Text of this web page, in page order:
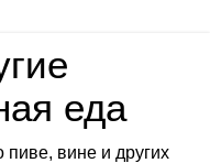
еда
пиве, вине и других